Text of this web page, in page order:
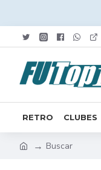
RETRO CLUBES
Buscar